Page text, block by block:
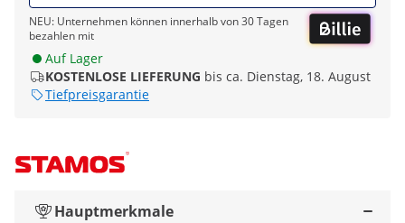
NEU: Unternehmen können innerhalb von 30 Tagen
bezahlen mit
Auf Lager
KOSTENLOSE LIEFERUNG bis ca. Dienstag, 18. August
Tiefpreisgarantie
Hauptmerkmale